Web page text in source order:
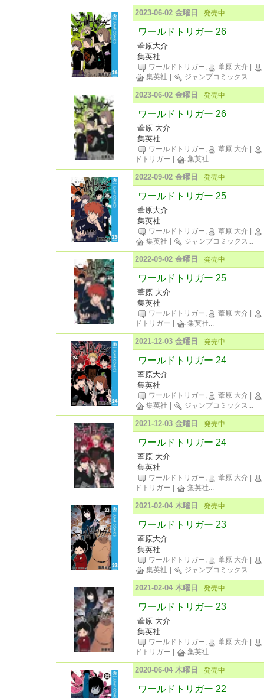
2023-06-02 金曜日 発売中
ワールドトリガー 26
葦原大介
集英社
ワールドトリガー, 葦原 大介
集英社
ジャンプコミックス...
2023-06-02 金曜日 発売中
ワールドトリガー 26
葦原 大介
集英社
ワールドトリガー, 葦原 大介
ドトリガー
集英社...
2022-09-02 金曜日 発売中
ワールドトリガー 25
葦原大介
集英社
ワールドトリガー, 葦原 大介
集英社
ジャンプコミックス...
2022-09-02 金曜日 発売中
ワールドトリガー 25
葦原 大介
集英社
ワールドトリガー, 葦原 大介
ドトリガー
集英社...
2021-12-03 金曜日 発売中
ワールドトリガー 24
葦原大介
集英社
ワールドトリガー, 葦原 大介
集英社
ジャンプコミックス...
2021-12-03 金曜日 発売中
ワールドトリガー 24
葦原 大介
集英社
ワールドトリガー, 葦原 大介
ドトリガー
集英社...
2021-02-04 木曜日 発売中
ワールドトリガー 23
葦原大介
集英社
ワールドトリガー, 葦原 大介
集英社
ジャンプコミックス...
2021-02-04 木曜日 発売中
ワールドトリガー 23
葦原 大介
集英社
ワールドトリガー, 葦原 大介
ドトリガー
集英社...
2020-06-04 木曜日 発売中
ワールドトリガー 22